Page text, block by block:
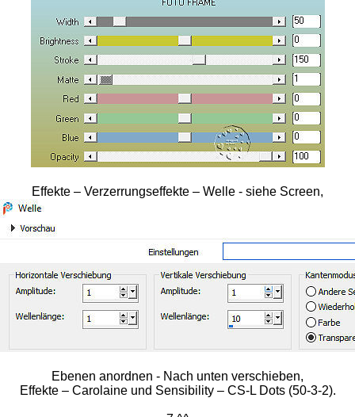
Effekte – Verzerrungseffekte – Welle - siehe Screen,
Ebenen anordnen - Nach unten verschieben,
Effekte – Carolaine und Sensibility – CS-L Dots (50-3-2).